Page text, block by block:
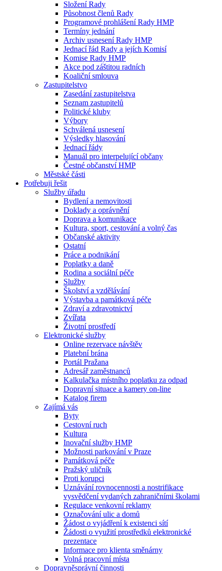
Složení Rady
Působnost členů Rady
Programové prohlášení Rady HMP
Termíny jednání
Archiv usnesení Rady HMP
Jednací řád Rady a jejích Komisí
Komise Rady HMP
Akce pod záštitou radních
Koaliční smlouva
Zastupitelstvo
Zasedání zastupitelstva
Seznam zastupitelů
Politické kluby
Výbory
Schválená usnesení
Výsledky hlasování
Jednací řády
Manuál pro interpelující občany
Čestné občanství HMP
Městské části
Potřebuji řešit
Služby úřadu
Bydlení a nemovitosti
Doklady a oprávnění
Doprava a komunikace
Kultura, sport, cestování a volný čas
Občanské aktivity
Ostatní
Práce a podnikání
Poplatky a daně
Rodina a sociální péče
Služby
Školství a vzdělávání
Výstavba a památková péče
Zdraví a zdravotnictví
Zvířata
Životní prostředí
Elektronické služby
Online rezervace návštěv
Platební brána
Portál Pražana
Adresář zaměstnanců
Kalkulačka místního poplatku za odpad
Dopravní situace a kamery on-line
Katalog firem
Zajímá vás
Byty
Cestovní ruch
Kultura
Inovační služby HMP
Možnosti parkování v Praze
Památková péče
Pražský uličník
Proti korupci
Uznávání rovnocennosti a nostrifikace
vysvědčení vydaných zahraničními školami
Regulace venkovní reklamy
Označování ulic a domů
Žádost o vyjádření k existenci sítí
Žádosti o využití prostředků elektronické
prezentace
Informace pro klienta směnárny
Volná pracovní místa
Dopravněsprávní činnosti